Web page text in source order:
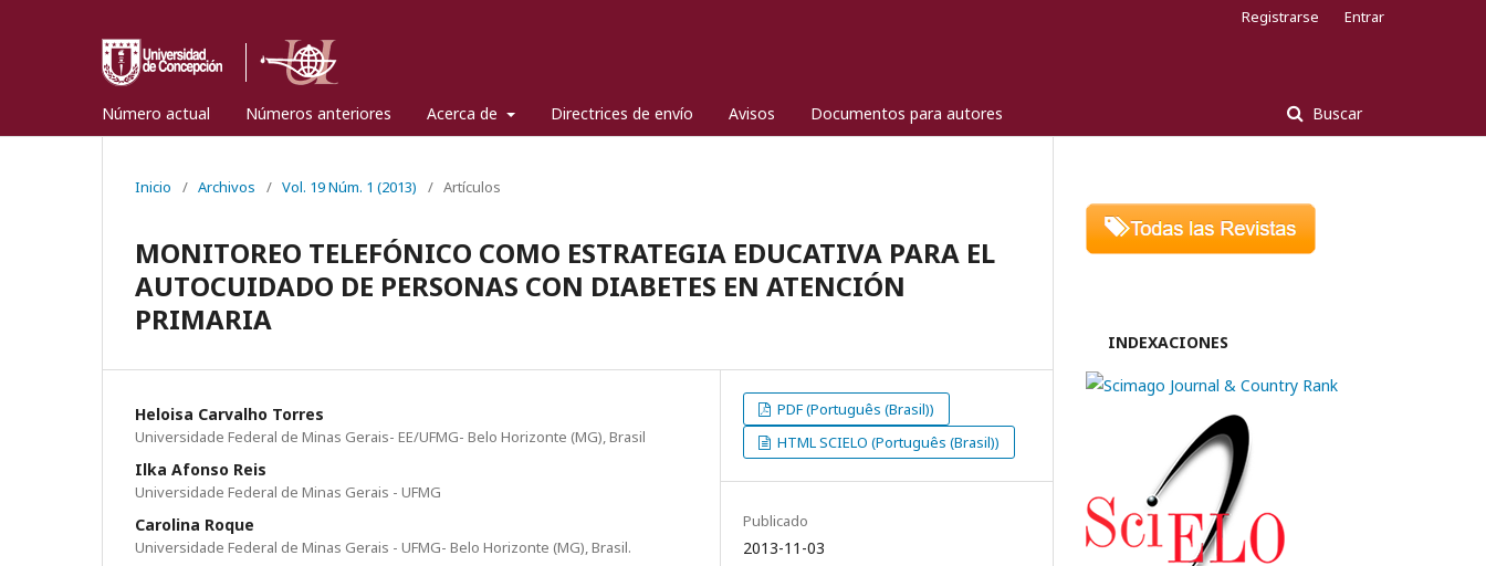
Número actual Números anteriores Acerca de Directrices de envío Avisos Documentos para autores Buscar
Registrarse Entrar
Inicio / Archivos / Vol. 19 Núm. 1 (2013) / Artículos
MONITOREO TELEFÓNICO COMO ESTRATEGIA EDUCATIVA PARA EL
AUTOCUIDADO DE PERSONAS CON DIABETES EN ATENCIÓN
PRIMARIA
Heloisa Carvalho Torres
Universidade Federal de Minas Gerais- EE/UFMG- Belo Horizonte (MG), Brasil
Ilka Afonso Reis
Universidade Federal de Minas Gerais - UFMG
Carolina Roque
Universidade Federal de Minas Gerais - UFMG- Belo Horizonte (MG), Brasil.
PDF (Português (Brasil))
HTML SCIELO (Português (Brasil))
Publicado
2013-11-03
INDEXACIONES